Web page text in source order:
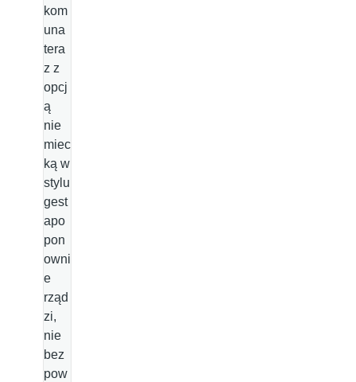
kom
una
tera
z z
opcj
ą
nie
miec
ką w
stylu
gest
apo
pon
owni
e
rząd
zi,
nie
bez
pow